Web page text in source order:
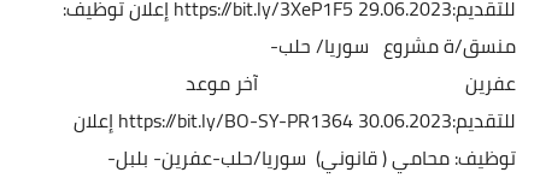
للتقديم:29.06.2023
https://bit.ly/3XeP1F5إعلان توظيف:
منسق/ة مشروع سوريا/ حلب-
عفرين آخر موعد
للتقديم:30.06.2023
https://bit.ly/BO-SY-PR1364إعلان
توظيف: محامي ( قانوني) سوريا/حلب-عفرين- بلبل-